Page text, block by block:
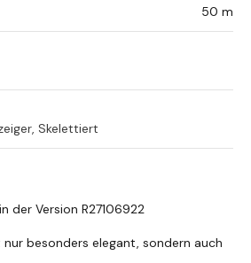
50 m
Skelettiert
der Version R27106922
nur besonders elegant, sondern auch